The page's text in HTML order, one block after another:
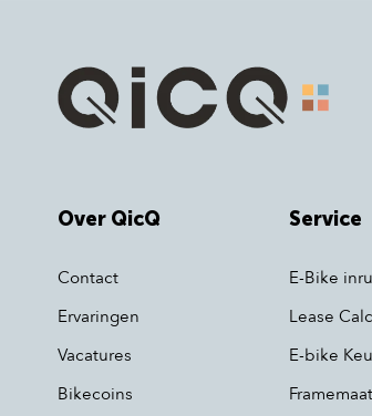
Over QicQ
Contact
Ervaringen
Vacatures
Bikecoins
Service
E-Bike
Lease
E-bike